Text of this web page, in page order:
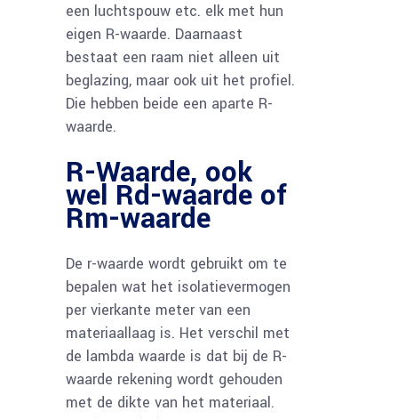
een luchtspouw etc. elk met hun
eigen R-waarde. Daarnaast
bestaat een raam niet alleen uit
beglazing, maar ook uit het profiel.
Die hebben beide een aparte R-
waarde.
R-Waarde, ook
wel Rd-waarde of
Rm-waarde
De r-waarde wordt gebruikt om te
bepalen wat het isolatievermogen
per vierkante meter van een
materiaallaag is. Het verschil met
de lambda waarde is dat bij de R-
waarde rekening wordt gehouden
met de dikte van het materiaal.